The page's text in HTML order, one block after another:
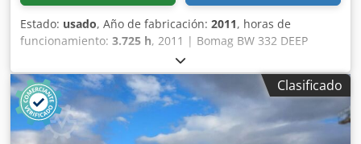
Estado: usado, Año de fabricación: 2011, horas de
funcionamiento: 3.725 h, 2011 | Bomag BW 332 DEEP
Impact | Rodillo compactador de ocasión | 3725 horas 📍
Ubicación: Alemania 🚛 Entrega disponible a su destino –
¡Utilice nuestra calculadora de envío para estimar los
costes de transporte! 💰 Cómpralo ahora por 138.500 EUR o
haz una oferta. Pago a la entrega disponible con un
Clasificado